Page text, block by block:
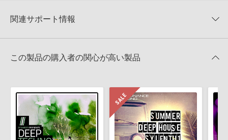
★1
0%
4GBを超えるデータに関するご注意：
FAT32でフォーマットされた
きます際には、NTFSやHFS＋でフォーマットされたHDDをご用意
いただく必要がございます。
知らせするメールの2通が送信されます。メールに記載されており
ます説明に沿って、製品のダウンロード／導入を行って下さい。
サンプルパック製品には、原則として日本語版操作マニュアルをご
用意しておりません。ご購入後のご不明点や詳細に関するお問い合
わせなどはテクニカルサポート
までご連絡ください。
50%OFF！サマーセール！
関連サポート情報
2022.06.06
おります。ご覧頂くには、該当する製品をご購入頂く必要がございます。
EDM PROGRESSIVE 3 FOR SYLENTHのサポート情報
この製品の購入者の関心が高い製品